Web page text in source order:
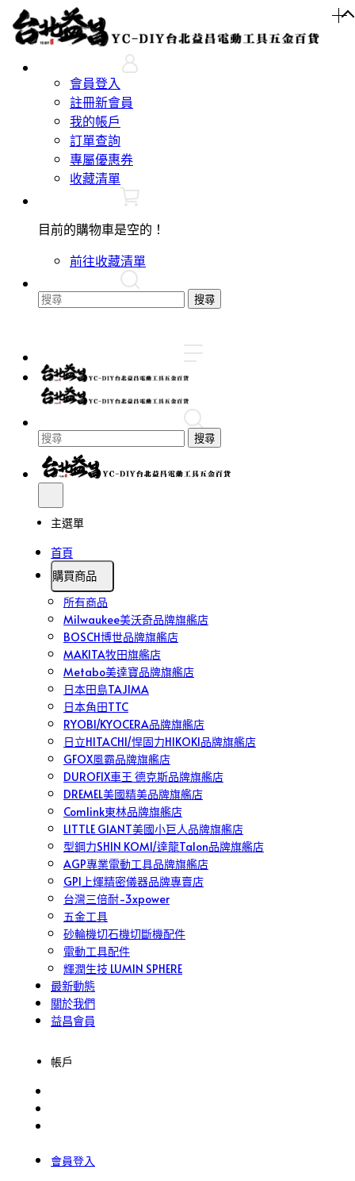
會員登入
註冊新會員
我的帳戶
訂單查詢
專屬優惠券
收藏清單
目前的購物車是空的！
前往收藏清單
搜尋
搜尋
主選單
首頁
購買商品
所有商品
Milwaukee美沃奇品牌旗艦店
BOSCH博世品牌旗艦店
MAKITA牧田旗艦店
Metabo美達寶品牌旗艦店
日本田島TAJIMA
日本角田TTC
RYOBI/KYOCERA品牌旗艦店
日立HITACHI/悍固力HIKOKI品牌旗艦店
GFOX風霸品牌旗艦店
DUROFIX車王 德克斯品牌旗艦店
DREMEL美國精美品牌旗艦店
Comlink東林品牌旗艦店
LITTLE GIANT美國小巨人品牌旗艦店
型鋼力SHIN KOMI/達龍Talon品牌旗艦店
AGP專業電動工具品牌旗艦店
GPI上煇精密儀器品牌專賣店
台灣三倍耐-3xpower
五金工具
砂輪機切石機切斷機配件
電動工具配件
輝潤生技 LUMIN SPHERE
最新動態
關於我們
益昌會員
帳戶
會員登入